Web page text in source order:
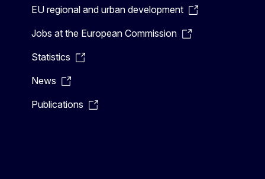
EU regional and urban development
Jobs at the European Commission
Statistics
News
Publications